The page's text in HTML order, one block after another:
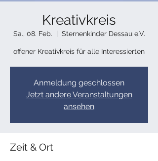
Kreativkreis
Sa., 08. Feb.
  |
Sternenkinder Dessau e.V.
offener Kreativkreis für alle Interessierten
Anmeldung geschlossen
Jetzt andere Veranstaltungen
ansehen
Zeit & Ort